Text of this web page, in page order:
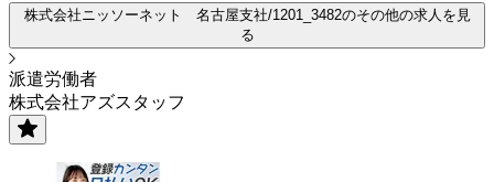
株式会社ニッソーネット 名古屋支社/1201_3482のその他の求人を見
る
派遣労働者
株式会社アズスタッフ